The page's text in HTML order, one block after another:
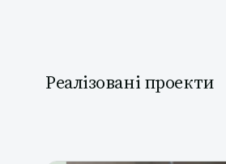
Реалізовані проекти